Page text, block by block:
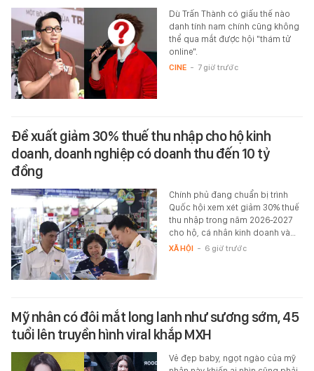
Dù Trấn Thành có giấu thế nào
danh tính nam chính cũng không
thể qua mắt được hội "thám tử
online".
CINE - 7 giờ trước
Đề xuất giảm 30% thuế thu nhập cho hộ kinh
doanh, doanh nghiệp có doanh thu đến 10 tỷ
đồng
Chính phủ đang chuẩn bị trình
Quốc hội xem xét giảm 30% thuế
thu nhập trong năm 2026-2027
cho hộ, cá nhân kinh doanh và…
XÃ HỘI - 6 giờ trước
Mỹ nhân có đôi mắt long lanh như sương sớm, 45
tuổi lên truyền hình viral khắp MXH
Vẻ đẹp baby, ngọt ngào của mỹ